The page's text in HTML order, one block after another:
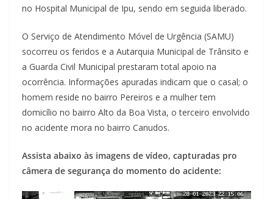
no Hospital Municipal de Ipu, sendo em seguida liberado.
O Serviço de Atendimento Móvel de Urgência (SAMU)
socorreu os feridos e a Autarquia Municipal de Trânsito e
a Guarda Civil Municipal prestaram total apoio na
ocorrência. Informações apuradas indicam que o casal; o
homem reside no bairro Pereiros e a mulher tem
domicílio no bairro Alto da Boa Vista, o terceiro envolvido
no acidente mora no bairro Canudos.
Assista abaixo às imagens de vídeo, capturadas pro
câmera de segurança do momento do acidente: